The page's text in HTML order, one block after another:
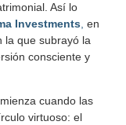
Así lo
Investments, en
la que subrayó la
consciente y
cuando las
virtuoso: el